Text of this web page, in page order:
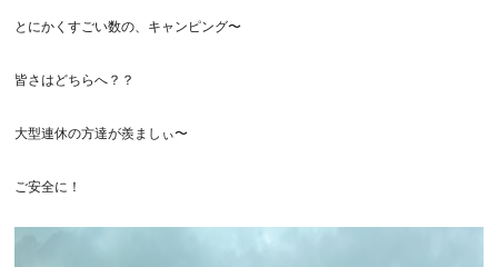
とにかくすごい数の、キャンピング〜
皆さはどちらへ？？
大型連休の方達が羨ましぃ〜
ご安全に！